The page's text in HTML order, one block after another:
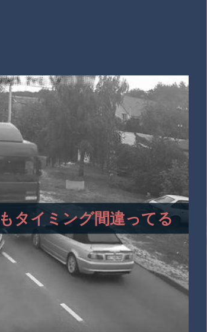
タイミング間違ってる